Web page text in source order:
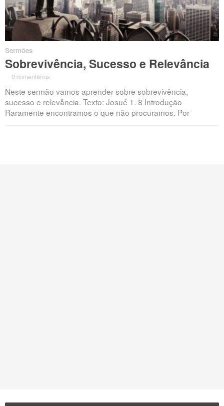
Sermões
Sobrevivência, Sucesso e Relevância
0 comentários
Neste sermão vamos aprender sobre sobrevivência,
sucesso e relevância. Texto: Josué 1. 8 Introdução
Raramente encontramos o que não procuramos. Por